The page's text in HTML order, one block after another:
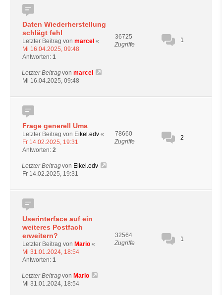
Daten Wiederherstellung
schlägt fehl
Letzter Beitrag von marcel «
Mi 16.04.2025, 09:48
Antworten: 1
36725
Zugriffe
1
Letzter Beitragvon marcel
Mi 16.04.2025, 09:48
Frage generell Uma
Letzter Beitrag von Eikel.edv «
Fr 14.02.2025, 19:31
Antworten: 2
78660
Zugriffe
2
Letzter Beitragvon Eikel.edv
Fr 14.02.2025, 19:31
Userinterface auf ein
weiteres Postfach
erweitern?
Letzter Beitrag von Mario «
Mi 31.01.2024, 18:54
Antworten: 1
32564
Zugriffe
1
Letzter Beitragvon Mario
Mi 31.01.2024, 18:54